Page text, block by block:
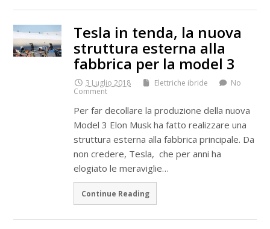
Tesla in tenda, la nuova
struttura esterna alla
fabbrica per la model 3
3 Luglio 2018 Elettriche ibride
No
Comment
Per far decollare la produzione della nuova
Model 3 Elon Musk ha fatto realizzare una
struttura esterna alla fabbrica principale. Da
non credere, Tesla, che per anni ha
elogiato le meraviglie…
Continue Reading